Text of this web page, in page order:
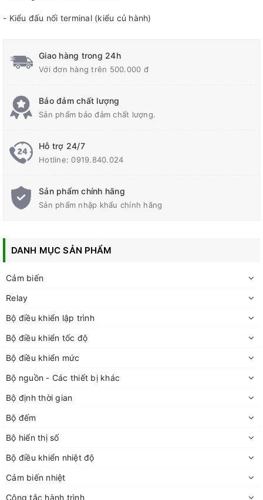
- Kiểu đấu nối terminal (kiểu củ hành)
Giao hàng trong 24h
Với đơn hàng trên 500.000 đ
Bảo đảm chất lượng
Sản phẩm bảo đảm chất lượng.
Hỗ trợ 24/7
Hotline:0919.840.024
Sản phẩm chính hãng
Sản phẩm nhập khẩu chính hãng
DANH MỤC SẢN PHẨM
Cảm biến
Relay
Bộ điều khiển lập trình
Bộ điều khiển tốc độ
Bộ điều khiển mức
Bộ nguồn - Các thiết bị khác
Bộ định thời gian
Bộ đếm
Bộ hiển thị số
Bộ điều khiển nhiệt độ
Cảm biến nhiệt
Công tắc hành trình